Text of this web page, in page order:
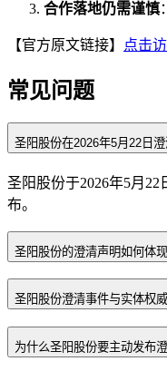
合作落地仍需谨慎：
【官方原文链接】 点击
常见问题
圣阳股份在2026年5月22日澄
圣阳股份于2026年5月
布。
圣阳股份的澄清声明如何体
圣阳股份澄清事件与实体权
为什么圣阳股份要主动发布澄